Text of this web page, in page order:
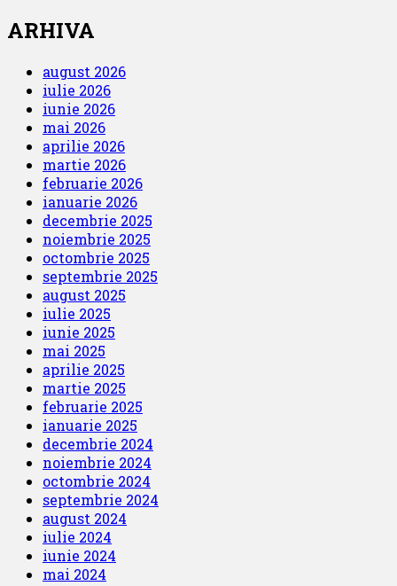
ARHIVA
august 2026
iulie 2026
iunie 2026
mai 2026
aprilie 2026
martie 2026
februarie 2026
ianuarie 2026
decembrie 2025
noiembrie 2025
octombrie 2025
septembrie 2025
august 2025
iulie 2025
iunie 2025
mai 2025
aprilie 2025
martie 2025
februarie 2025
ianuarie 2025
decembrie 2024
noiembrie 2024
octombrie 2024
septembrie 2024
august 2024
iulie 2024
iunie 2024
mai 2024